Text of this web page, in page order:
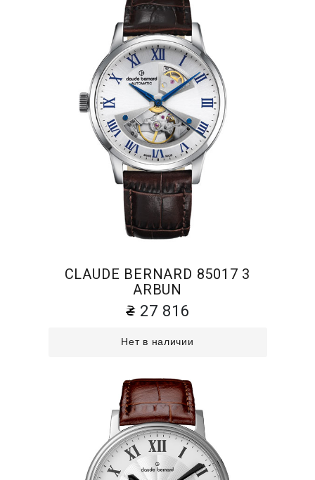
CLAUDE BERNARD 85017 3
ARBUN
27 816
Нет в наличии